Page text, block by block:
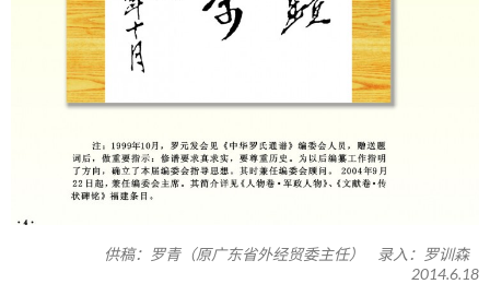
供稿：罗青（原广东省外经贸委主任） 录入：罗训森
2014.6.18